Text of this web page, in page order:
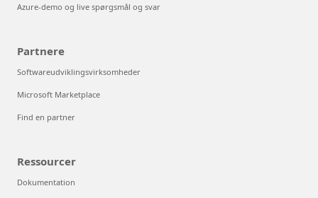
Azure-demo og live spørgsmål og svar
Partnere
Softwareudviklingsvirksomheder
Microsoft Marketplace
Find en partner
Ressourcer
Dokumentation